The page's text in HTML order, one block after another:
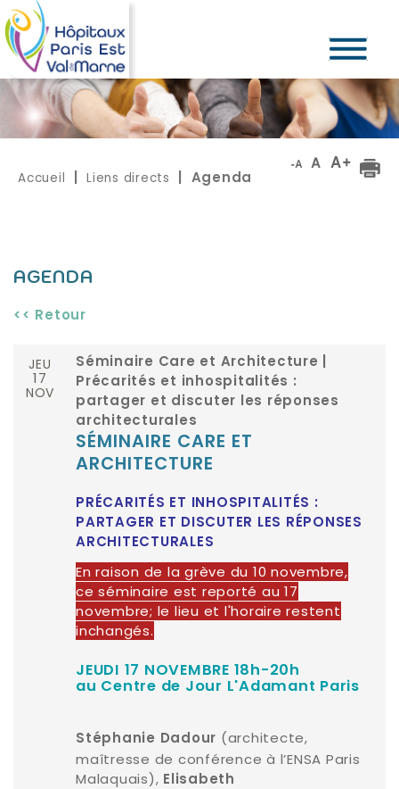
Accueil Liens directs | Agenda
AGENDA
<< Retour
JEU
17
NOV
Séminaire Care et Architecture |
Précarités et inhospitalités :
partager et discuter les réponses
architecturales
SÉMINAIRE CARE ET
ARCHITECTURE
PRÉCARITÉS ET INHOSPITALITÉS :
PARTAGER ET DISCUTER LES RÉPONSES
ARCHITECTURALES
En raison de la grève du 10 novembre,
ce séminaire est reporté au 17
novembre; le lieu et l'horaire restent
inchangés.
JEUDI 17 NOVEMBRE 18h-20h
au Centre de Jour L'Adamant Paris
Stéphanie Dadour (architecte,
maîtresse de conférence à l’ENSA Paris
Malaquais), Elisabeth